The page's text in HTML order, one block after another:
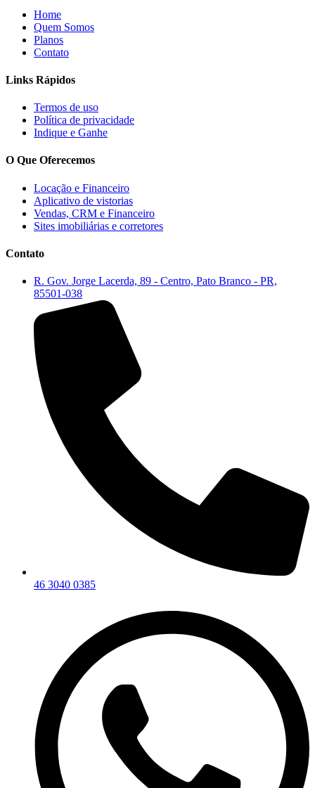
Home
Quem Somos
Planos
Contato
Links Rápidos
Termos de uso
Política de privacidade
Indique e Ganhe
O Que Oferecemos
Locação e Financeiro
Aplicativo de vistorias
Vendas, CRM e Financeiro
Sites imobiliárias e corretores
Contato
R. Gov. Jorge Lacerda, 89 - Centro, Pato Branco - PR,
85501-038
46 3040 0385